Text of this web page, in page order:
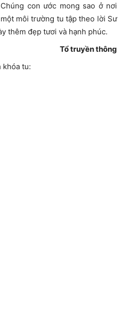
con ước mong sao ở nơi
môi trường tu tập theo lời Sư
thêm đẹp tươi và hạnh phúc.
Tổ truyền thông
khóa tu: